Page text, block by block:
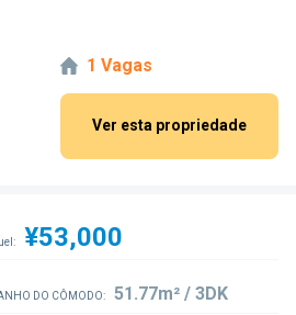
1 Vagas
Ver esta propriedade
¥53,000
DO CÔMODO: 51.77m² / 3DK